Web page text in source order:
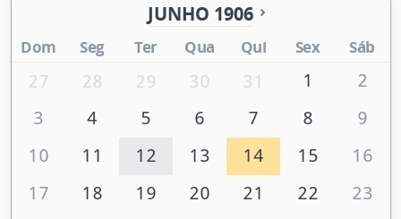
JUNHO 1906
Dom Seg Ter Qua Qui Sex Sáb
27 28 29 30 31 1
2
3
4 5 6 7 8
9
10
11 12 13 14 15
16
17
18 19 20 21 22
23